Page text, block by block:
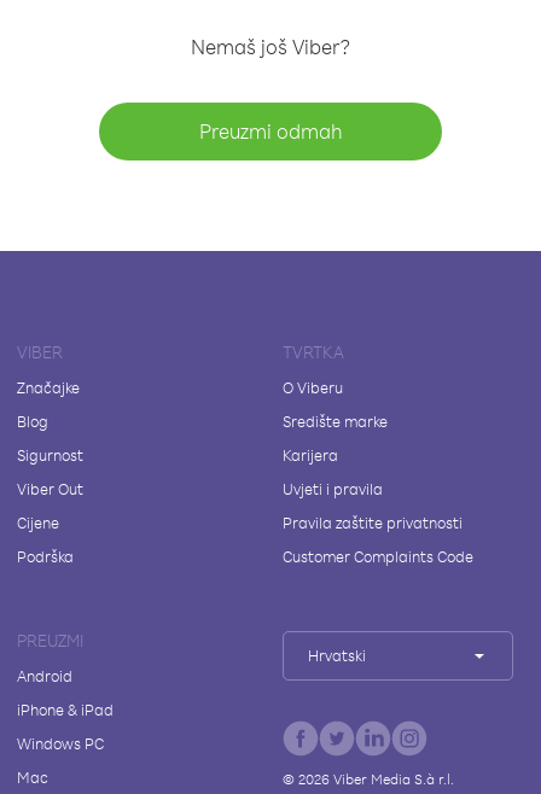
Nemaš još Viber?
Preuzmi odmah
VIBER
Značajke
Blog
Sigurnost
Viber Out
Cijene
Podrška
TVRTKA
O Viberu
Središte marke
Karijera
Uvjeti i pravila
Pravila zaštite privatnosti
Customer Complaints Code
PREUZMI
Android
iPhone & iPad
Windows PC
Mac
Hrvatski
© 2026Viber Media S.à r.l.